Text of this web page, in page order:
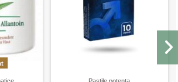
Pastile potenta